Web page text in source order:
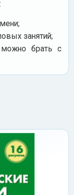
занятий;
можно брать с